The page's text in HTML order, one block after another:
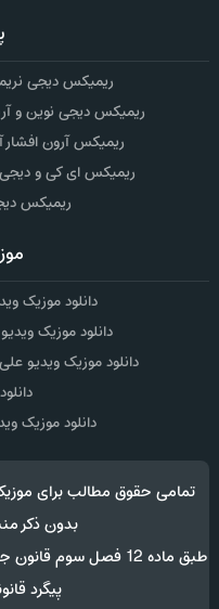
ریمیکس دیجی
ریمیکس دیجی نوین و
ریمیکس آرون افشار
ریمیکس ای کی و دیجی
ریمیکس
دانلود موزیک
دانلود موزیک
دانلود موزیک ویدیو
دانلود موزیک
تمامی حقوق مطالب برای
بدون ذکر
طبق ماده 12 فصل سوم
پیگرد